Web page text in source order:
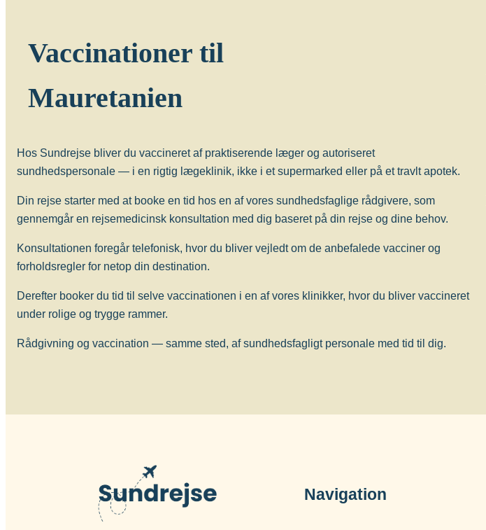
med tuberkulose. Særligt børn og unge kan have gavn af at blive vaccineret mod
tuberkulose (BGC-vaccine), evt. forudgået af Mantoux-test.
Længerevarende tæt kontakt til lokalbefolkningen medfører en øget risiko for smitte
med tuberkulose. Børn op til 12 år kan have gavn af at blive vaccineret mod
Hvornår skal man vaccineres?
Vaccinen bør gives 6-8 uger før afrejse.
Antal doser
Der gives én dosis intrakutant (i læderhuden). Revaccination anbefales ikke.
Alder
Vaccinen kan gives fra fødslen (BCG).
Beskyttelsens varighed
Vaccinen beskytter bedst hos børn mod de alvorlige former for TB (milliær TB og TB-
BCG vaccine (BCG Vaccine “AJ Vaccines”)
Vaccinationer til
Mauretanien
Hos Sundrejse bliver du vaccineret af praktiserende læger og autoriseret
sundhedspersonale — i en rigtig lægeklinik, ikke i et supermarked eller på et travlt apotek.
Din rejse starter med at booke en tid hos en af vores sundhedsfaglige rådgivere, som
gennemgår en rejsemedicinsk konsultation med dig baseret på din rejse og dine behov.
Konsultationen foregår telefonisk, hvor du bliver vejledt om de anbefalede vacciner og
forholdsregler for netop din destination.
Derefter booker du tid til selve vaccinationen i en af vores klinikker, hvor du bliver vaccineret
under rolige og trygge rammer.
Rådgivning og vaccination — samme sted, af sundhedsfagligt personale med tid til dig.
Navigation